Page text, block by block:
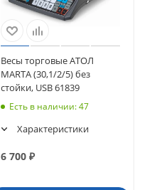
Весы торговые АТОЛ
MARTA (30,1/2/5) без
стойки, USB 61839
Есть в наличии: 47
Характеристики
6 700₽